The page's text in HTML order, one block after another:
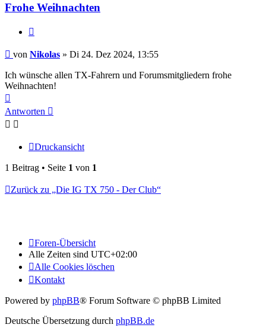
Frohe Weihnachten
Beitrag
von Nikolas » Di 24. Dez 2024, 13:55
Ich wünsche allen TX-Fahrern und Forumsmitgliedern frohe
Weihnachten!
oben
Antworten
Druckansicht
1 Beitrag • Seite 1 von 1
Zurück zu „Die IG TX 750 - Der Club“
Foren-Übersicht
Alle Zeiten sind UTC+02:00
Alle Cookies löschen
Kontakt
Powered by phpBB® Forum Software © phpBB Limited
Deutsche Übersetzung durch phpBB.de